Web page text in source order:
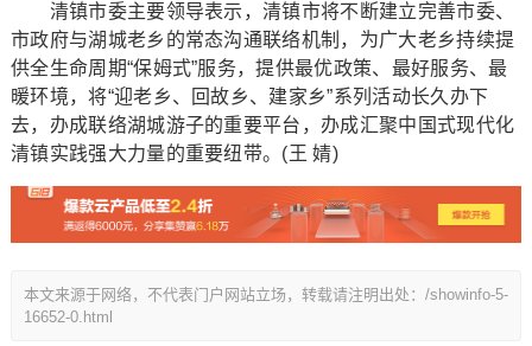
清镇市委主要领导表示，清镇市将不断建立完善市委、
市政府与湖城老乡的常态沟通联络机制，为广大老乡持续提
供全生命周期“保姆式”服务，提供最优政策、最好服务、最
暖环境，将“迎老乡、回故乡、建家乡”系列活动长久办下
去，办成联络湖城游子的重要平台，办成汇聚中国式现代化
清镇实践强大力量的重要纽带。(王 婧)
本文来源于网络，不代表门户网站立场，转载请注明出处：/showinfo-5-
16652-0.html